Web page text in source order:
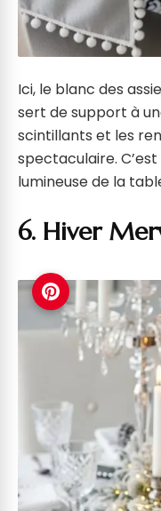
Ici, le blanc des
sert de support à
scintillants et les
spectaculaire.
lumineuse de la
6. Hiver